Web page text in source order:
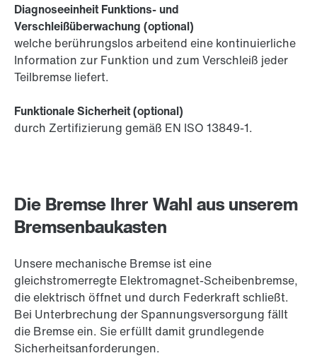
Die Bremse Ihrer Wahl aus unserem
Bremsenbaukasten
Unsere mechanische Bremse ist eine
gleichstromerregte Elektromagnet-Scheibenbremse,
die elektrisch öffnet und durch Federkraft schließt.
Bei Unterbrechung der Spannungsversorgung fällt
die Bremse ein. Sie erfüllt damit grundlegende
Sicherheitsanforderungen.
Diagnoseeinheit Funktions- und
Verschleißüberwachung (optional)
welche berührungslos arbeitend eine kontinuierliche
Information zur Funktion und zum Verschleiß jeder
Teilbremse liefert.
Funktionale Sicherheit (optional)
durch Zertifizierung gemäß EN ISO 13849-1.